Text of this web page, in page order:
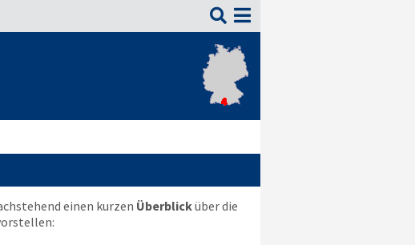

einen kurzen Überblicküber die